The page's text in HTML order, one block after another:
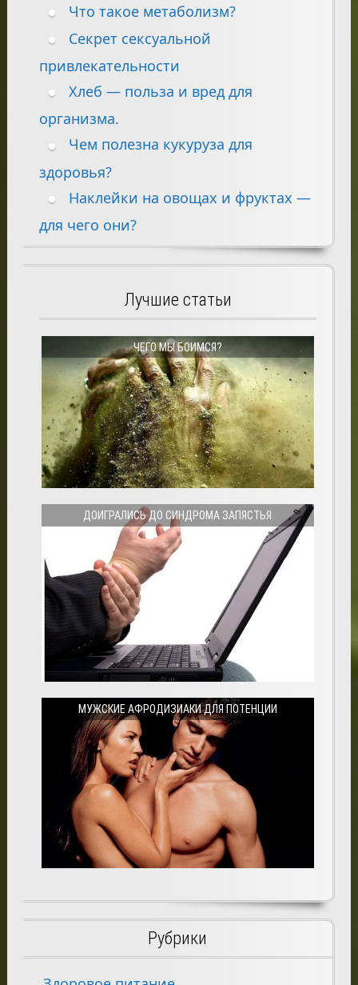
Что такое метаболизм?
Секрет сексуальной
привлекательности
Хлеб — польза и вред для
организма.
Чем полезна кукуруза для
здоровья?
Наклейки на овощах и фруктах —
для чего они?
Лучшие статьи
ЧЕГО МЫ БОИМСЯ?
ДОИГРАЛИСЬ ДО СИНДРОМА ЗАПЯСТЬЯ
МУЖСКИЕ АФРОДИЗИАКИ ДЛЯ ПОТЕНЦИИ
Рубрики